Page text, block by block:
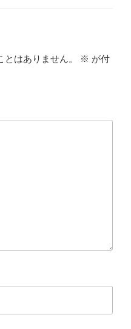
はありません。 ※ が付